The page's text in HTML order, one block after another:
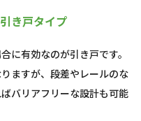
き戸タイプ
に有効なのが引き戸です。
ますが、段差やレールのな
バリアフリーな設計も可能